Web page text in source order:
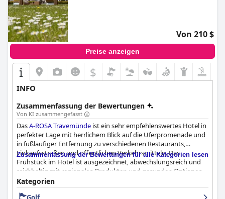
Von 210 $
Preise anzeigen
$
INFO
Zusammenfassung der Bewertungen
Von KI zusammengefasst
DasA-ROSA Travemünde ist ein sehr empfehlenswertes Hotel in
perfekter Lage mit herrlichem Blick auf die Uferpromenade und
in fußläufiger Entfernung zu verschiedenen Restaurants,
Einkaufsstraßen und öffentlichen Verkehrsmitteln. Das
Frühstück im Hotel ist ausgezeichnet, abwechslungsreich und
reichhaltig mit regionalen Produkten und gesunden Optionen.
Das Abendessen wird unterschiedlich bewertet, aber das Buffet
ist abwechslungsreich und schmackhaft und die Hotelbar bietet
Zusammenfassung der Bewertungen für alle Kategorien lesen
Kategorien